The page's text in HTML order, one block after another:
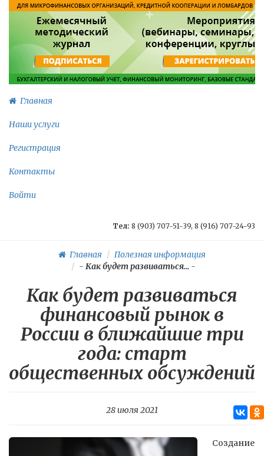
Главная
Наши услуги
Регистрация
Контакты
Войти
Тел: 8 (903) 707-51-39, 8 (916) 707-24-93
Главная
Полезная информация
- Как будет развиваться... -
Как будет развиваться
финансовый рынок в
России в ближайшие три
года: старт
общественных обсуждений
28 июля 2021
Создание